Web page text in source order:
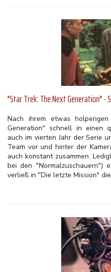
"Star Trek: The Next Generation" -
Nach ihrem etwas
Generation" schnell in einen
auch im vierten Jahr der Serie
Team vor und hinter der
auch konstant zusammen.
bei den "Normalzuschauern")
verließ in "Die letzte Mission"